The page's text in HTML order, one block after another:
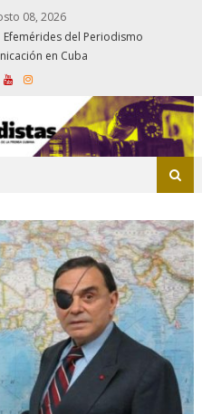
08, 2026
Efemérides del Periodismo
en Cuba